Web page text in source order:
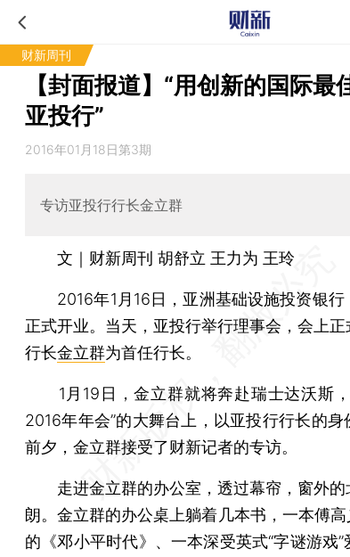
财新周刊
【封面报道】“用创新的国际最
亚投行”
2016年01月18日第3期
专访亚投行行长金立群
文｜财新周刊 胡舒立 王力为 王玲
2016年1月16日，亚洲基础设施投资银行
正式开业。当天，亚投行举行理事会，会上
行长金立群为首任行长。
1月19日，金立群就将奔赴瑞士达沃斯，
2016年年会”的大舞台上，以亚投行行长的
前夕，金立群接受了财新记者的专访。
走进金立群的办公室，透过幕帘，窗外的
朗。金立群的办公桌上躺着几本书，一本傅高
的《邓小平时代》、一本深受英式“字谜游戏